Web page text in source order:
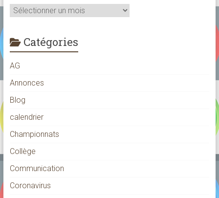
Archives
Catégories
AG
Annonces
Blog
calendrier
Championnats
Collège
Communication
Coronavirus